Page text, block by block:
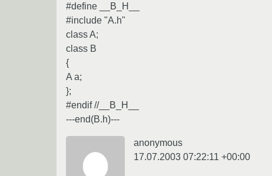
#define __B_H__
#include "A.h"
class A;
class B
{
A a;
};
#endif //__B_H__
---end(B.h)---
anonymous
17.07.2003 07:22:11 +00:00